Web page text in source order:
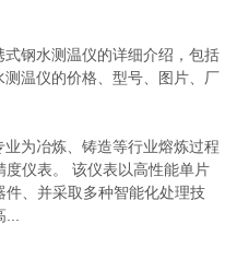
钢水测温仪的详细介绍，包括
温仪的价格、型号、图片、厂
为冶炼、铸造等行业熔炼过程
仪表。 该仪表以高性能单片
、并采取多种智能化处理技